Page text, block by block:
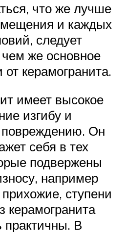
что же лучше
и каждых
следует
же основное
от керамогранита.
имеет высокое
изгибу и
повреждению. Он
себя в тех
подвержены
например
ступени
керамогранита
практичны. В